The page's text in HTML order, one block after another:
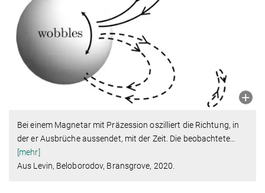
Bei einem Magnetar mit Präzession oszilliert die Richtung, in
der er Ausbrüche aussendet, mit der Zeit. Die beobachtete…
[mehr]
Aus Levin, Beloborodov, Bransgrove, 2020.